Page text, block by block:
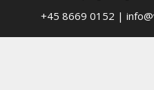
+45 8669 0152 |